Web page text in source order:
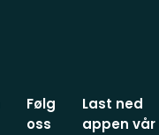
Følg
oss
Last ned
appen vår